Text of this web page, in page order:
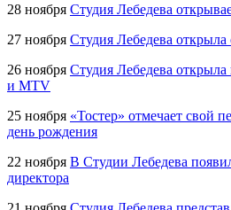
28 ноября Студия Лебедева
27 ноября Студия Лебедева открыла
26 ноября Студия Лебедева
и MTV
25 ноября «Тостер» отмечает свой
день рождения
22 ноября В Студии Лебедева
директора